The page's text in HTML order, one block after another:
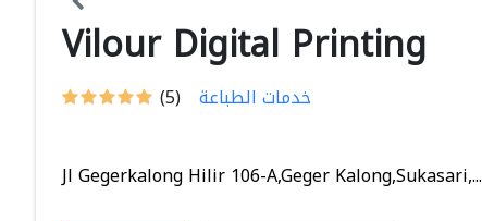
Vilour Digital Printing
(5) خدمات الطباعة
Jl Gegerkalong Hilir 106-A,Geger Kalong,Sukasari,...